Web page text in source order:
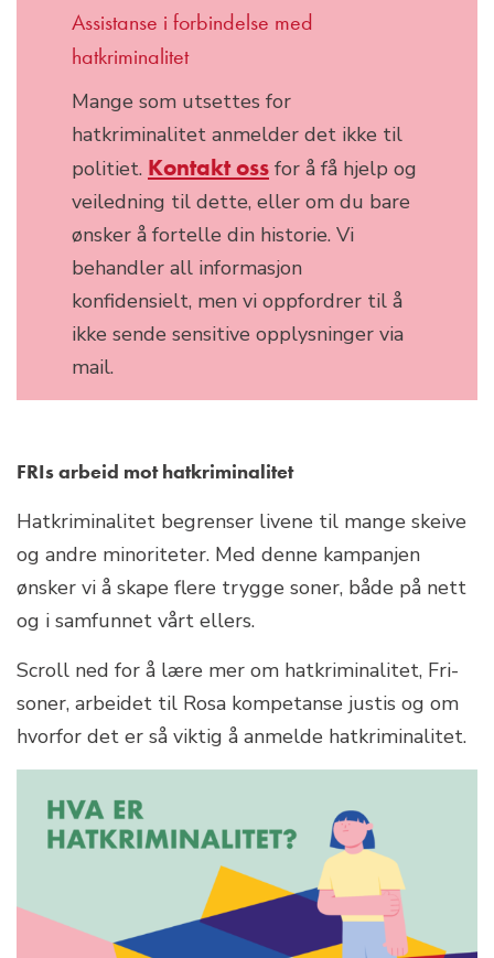
Assistanse i forbindelse med
hatkriminalitet
Mange som utsettes for
hatkriminalitet anmelder det ikke til
politiet. Kontakt oss for å få hjelp og
veiledning til dette, eller om du bare
ønsker å fortelle din historie. Vi
behandler all informasjon
konfidensielt, men vi oppfordrer til å
ikke sende sensitive opplysninger via
mail.
FRIs arbeid mot hatkriminalitet
Hatkriminalitet begrenser livene til mange skeive
og andre minoriteter. Med denne kampanjen
ønsker vi å skape flere trygge soner, både på nett
og i samfunnet vårt ellers.
Scroll ned for å lære mer om hatkriminalitet, Fri-
soner, arbeidet til Rosa kompetanse justis og om
hvorfor det er så viktig å anmelde hatkriminalitet.